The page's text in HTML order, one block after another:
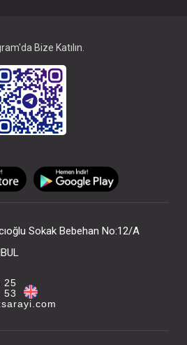
Bize Katılın.
Sokak Bebehan No:12/A
25
53